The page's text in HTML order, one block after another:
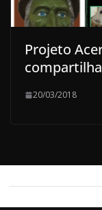
Projeto
20/03/2018